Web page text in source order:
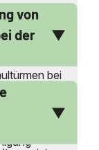
von
der
bei
Geräte
m³/h,